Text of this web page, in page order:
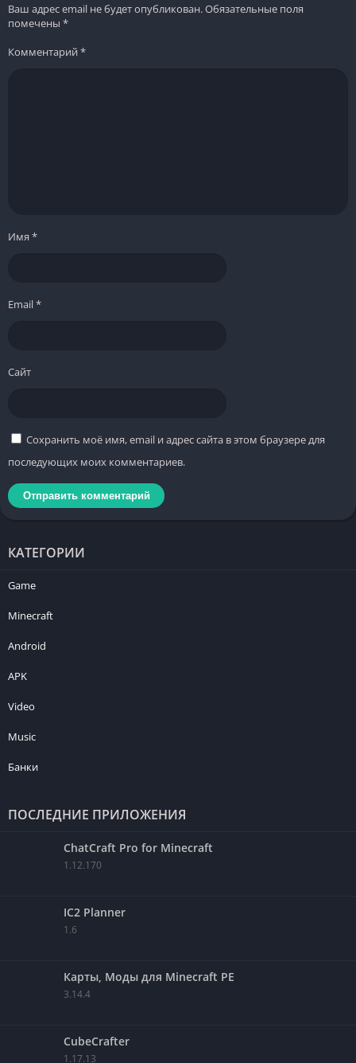
Ваш адрес email не будет опубликован.Обязательные поля
помечены *
Комментарий*
Имя *
Email*
Сайт
Сохранить моё имя, email и адрес сайта в этом браузере для
последующих моих комментариев.
КАТЕГОРИИ
Game
Minecraft
Android
APK
Video
Music
Банки
ПОСЛЕДНИЕ ПРИЛОЖЕНИЯ
ChatCraft Pro for Minecraft
1.12.170
IC2 Planner
1.6
Карты, Моды для Minecraft PE
3.14.4
CubeCrafter
1.17.13